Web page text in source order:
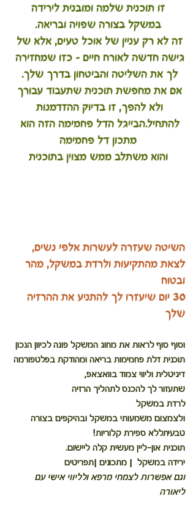
זו תוכנית שלמה ומובנית לירידה
במשקל בצורה שפויה ובריאה.
זה לא רק עניין של אוכל טעים, אלא של
גישה חדשה לאורח חיים – כזו שמחזירה
לך את השליטה והביטחון בדרך שלך.
אם את מחפשת תוכנית שתעבוד עבורך
ולא להפך, זו בדיוק ההזדמנות
להתחיל.הבייגל הדל פחמימה הזה הוא
מתכון דל פחמימה
והוא משתלב ממש מצוין בתוכנית
השיטה שעזרה לעשרות אלפי נשים,
לצאת מהתקיעות ולרדת במשקל, מהר
ובטוח
30 יום שיעזרו לך להתניע את ההרזיה
שלך
וסוף סוף לראות את מחוג המשקל פונה לכיוון הנכון
תוכנית דלת פחמימות בריאה ומהודקת בפלטפורמה
דיגיטלית וליווי צמוד בוואצאפ,
שתעזור לך להכנס לתהליך הרזיה
לרדת במשקל
ולצמצום משמעותי במשקל ובהיקפים בצורה
טבעיתללא ספירת קלוריות!
תוכנית און-ליין מעשית קלה ליישום.
ירידה במשקל  | מתכונים |תפריטים
וגם אפשרות לצמחי מרפא ולליווי אישי עם
ליאורה